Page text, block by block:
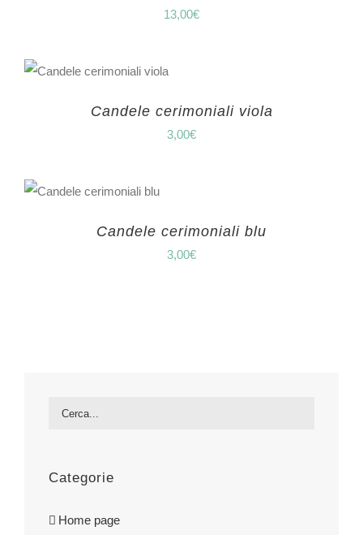
13,00€
Candele cerimoniali viola
3,00€
CARRELLO
Candele cerimoniali blu
3,00€
Categorie
Home page